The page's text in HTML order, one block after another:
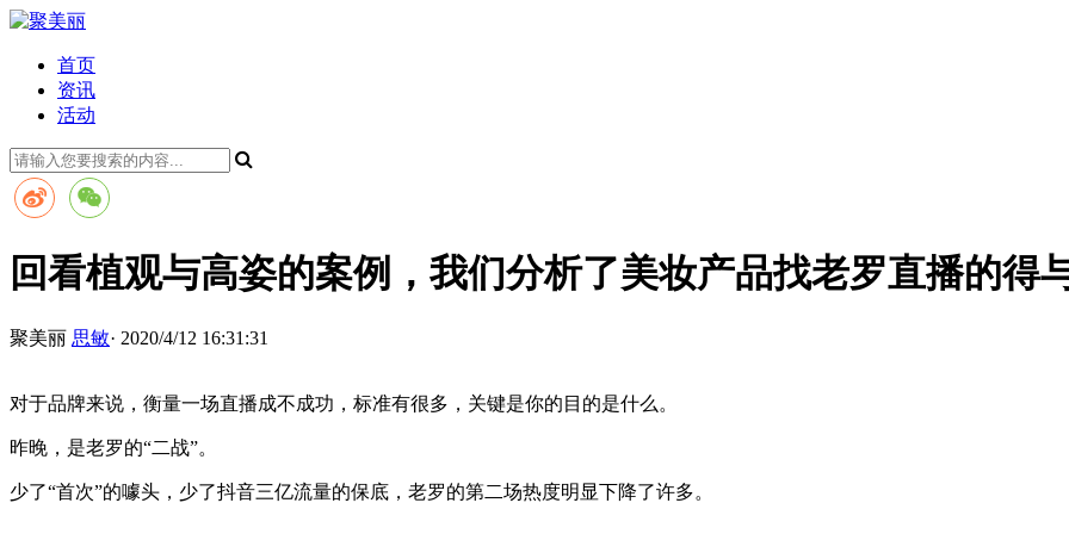
首页
资讯
活动
回看植观与高姿的案例，我们分析了美妆产品找老罗直播的得
聚美丽 思敏· 2020/4/12 16:31:31
对于品牌来说，衡量一场直播成不成功，标准有很多，关键是你的目的是什么。
昨晚，是老罗的“二战”。
少了“首次”的噱头，少了抖音三亿流量的保底，老罗的第二场热度明显下降了许多。